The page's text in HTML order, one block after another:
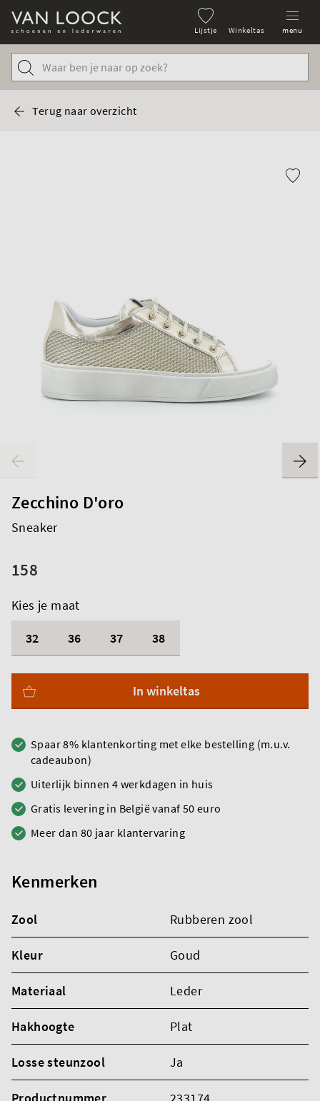
Lijstje Winkeltas menu
Terug naar overzicht
Zecchino D'oro
Sneaker
158
Kies je maat
32
36 37 38
In winkeltas
Spaar 8% klantenkorting met elke bestelling (m.u.v.
cadeaubon)
Uiterlijk binnen 4 werkdagen in huis
Gratis levering in België vanaf 50 euro
Meer dan 80 jaar klantervaring
Kenmerken
Zool Rubberen zool
Kleur Goud
Materiaal Leder
Hakhoogte Plat
Losse steunzool Ja
Productnummer 233174